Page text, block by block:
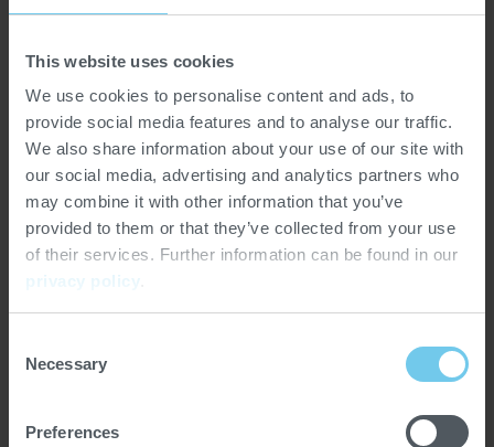
This website uses cookies
We use cookies to personalise content and ads, to
provide social media features and to analyse our traffic.
We also share information about your use of our site with
our social media, advertising and analytics partners who
may combine it with other information that you’ve
provided to them or that they’ve collected from your use
of their services. Further information can be found in our
privacy policy
Selection
Necessary
Preferences
Ladenröster Jens Roelofs.
Auch Wim Abbing, CEO von PROBAT, freut sich sehr auf
die Einführung: "Wir sind begeistert, diese neue
Generation von hochinnovativen Ladenröstern
präsentieren zu können, gerade in schwierigen Zeiten wie
diesen. Sicherlich hätten wir sie am liebsten in Portland
oder Warschau präsentiert, aber das ist im Moment leider
nicht möglich. Umso mehr freuen wir uns, dass es uns
der neuen P-Serie auf die Beine zu stellen, die sich kein
Kaffeeliebhaber auf der ganzen Welt entgehen lassen
sollte."